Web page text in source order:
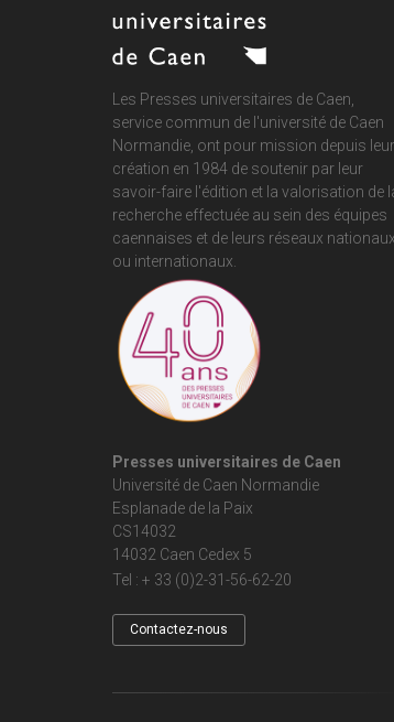
Les Presses universitaires de Caen,
service commun de l'université de Caen
Normandie , ont pour mission depuis leur
création en 1984 de soutenir par leur
savoir-faire l'édition et la valorisation de
recherche effectuée au sein des équipes
caennaises et de leurs réseaux nationaux
ou internationaux.
Presses universitaires de Caen
Université de Caen Normandie
Esplanade de la Paix
CS14032
14032 Caen Cedex 5
Tel : + 33 (0)2-31-56-62-20
Contactez-nous